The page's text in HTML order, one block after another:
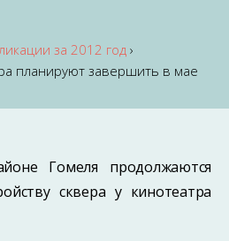
за 2012 год ›
планируют завершить в мае
Гомеля продолжаются
сквера у кинотеатра